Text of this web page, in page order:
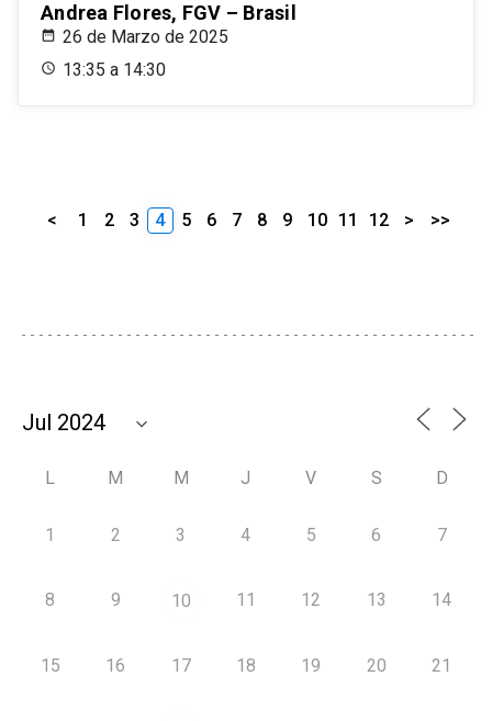
Andrea Flores, FGV – Brasil
26 de Marzo de 2025
13:35 a 14:30
< 1 2 3 4 5 6 7 8 9 10 11 12 > >>
L M M J V S D
1 2 3 4 5 6 7
8 9 10 11 12 13 14
15 16 17 18 19 20 21